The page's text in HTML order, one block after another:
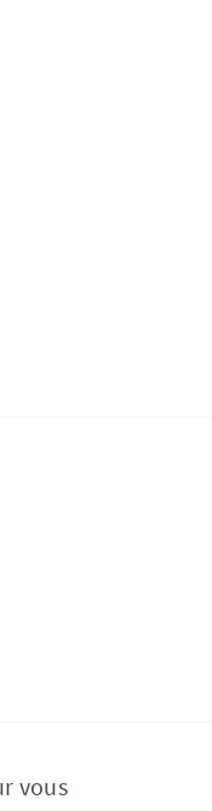
vous